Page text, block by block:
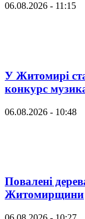
06.08.2026 - 11:15
У Житомирі
конкурс
06.08.2026 - 10:48
Повалені
Житомирщини